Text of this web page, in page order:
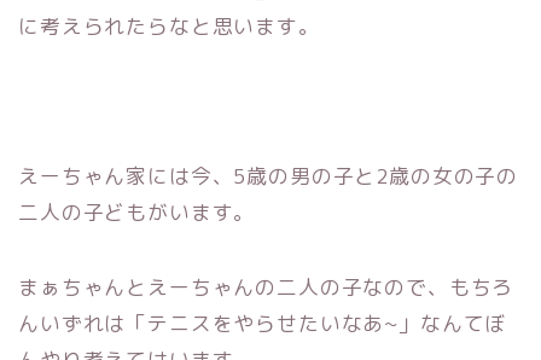
に考えられたらなと思います。
えーちゃん家には今、5歳の男の子と2歳の女の子の
二人の子どもがいます。
まぁちゃんとえーちゃんの二人の子なので、もちろ
んいずれは「テニスをやらせたいなあ~」なんてぼ